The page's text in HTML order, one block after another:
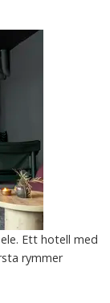
Ett hotell med
rymmer